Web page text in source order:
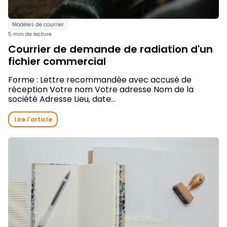
Modèles de courrier
5 min de lecture
Courrier de demande de radiation d'un
fichier commercial
Forme : Lettre recommandée avec accusé de
réception Votre nom Votre adresse Nom de la
société Adresse Lieu, date...
Lire l'article